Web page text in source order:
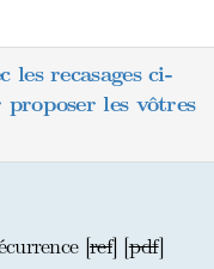
les recasages ci-
proposer les vôtres
[ref] [pdf]